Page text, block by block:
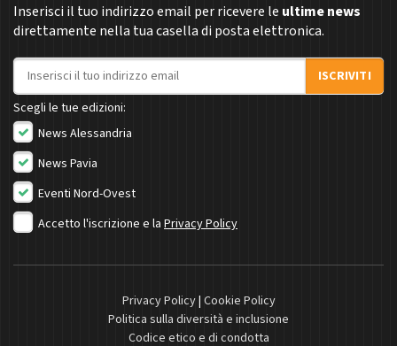
Inserisci il tuo indirizzo email per ricevere le ultime news
direttamente nella tua casella di posta elettronica.
Indirizzo email
ISCRIVITI
Scegli le tue edizioni:
News Alessandria
News Pavia
Eventi Nord-Ovest
Accetto l'iscrizione e la Privacy Policy
Privacy Policy| Cookie Policy
Politica sulla diversità e inclusione
Codice etico e di condotta